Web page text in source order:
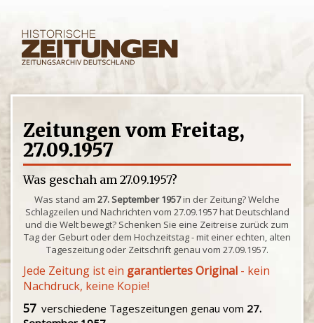
Zeitungen vom Freitag,
27.09.1957
Was geschah am 27.09.1957?
Was stand am 27. September 1957in der Zeitung? Welche
Schlagzeilen und Nachrichten vom 27.09.1957 hat Deutschland
und die Welt bewegt? Schenken Sie eine Zeitreise zurück zum
Tag der Geburt oder dem Hochzeitstag - mit einer echten, alten
Tageszeitung oder Zeitschrift genau vom 27.09.1957.
Jede Zeitung ist ein garantiertes Original - kein
Nachdruck, keine Kopie!
57verschiedene Tageszeitungen genau vom 27.